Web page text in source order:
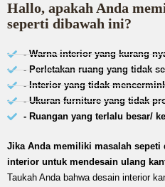
Hallo, apakah Anda
seperti dibawah ini?
- Warna interior yang kurang
- Perletakan ruang yang tidak
- Interior yang tidak
- Ukuran furniture yang tidak
- Ruangan yang terlalu besar/
Jika Anda memiliki masalah sepeti
interior untuk mendesain ulang
Taukah Anda bahwa desain interior